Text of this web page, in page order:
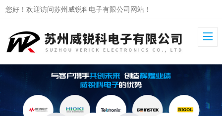
您好！欢迎访问苏州威锐科电子有限公司网站！